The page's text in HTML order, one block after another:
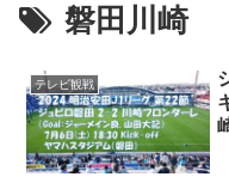
磐田川崎
テレビ観戦